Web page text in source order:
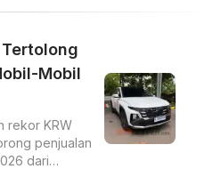
Mobil
rekor KRW
penjualan
dari
Palisade.